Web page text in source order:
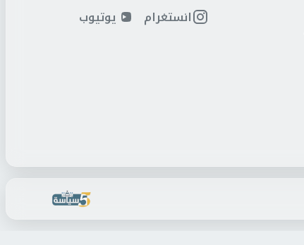
انستغرام
يوتيوب